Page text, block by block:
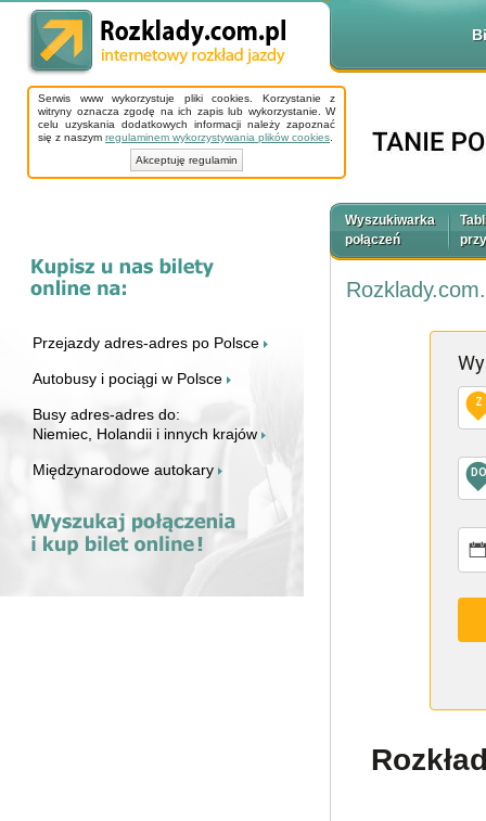
Serwis www wykorzystuje pliki cookies. Korzystanie z
witryny oznacza zgodę na ich zapis lub wykorzystanie. W
celu uzyskania dodatkowych informacji należy zapoznać
się z naszym regulaminem wykorzystywania plików cookies
Akceptuję regulamin
Przejazdy adres-adres po Polsce
Autobusy i pociągi w Polsce
Busy adres-adres do:
Niemiec, Holandii i innych krajów
Międzynarodowe autokary
Wyszukiwarka
połączeń
Z
DO